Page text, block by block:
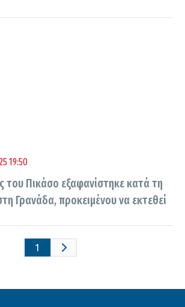
19:50
του Πικάσο εξαφανίστηκε κατά τη
Γρανάδα, προκειμένου να εκτεθεί
1